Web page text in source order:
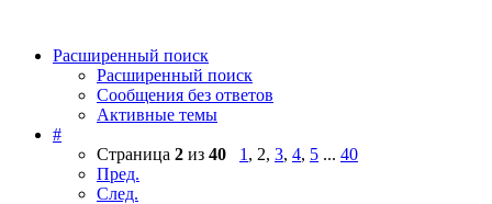
Расширенный поиск
Расширенный поиск
Сообщения без ответов
Активные темы
#
Страница 2 из 40 1 , 2, 3, 4, 5 ... 40
Пред.
След.